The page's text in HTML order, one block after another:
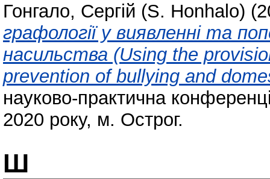
Гонгало, Сергій (S. Honhalo)
графології у виявленні та
насильства (Using the
prevention of bullying and
науково-практична
2020 року, м. Острог.
Ш